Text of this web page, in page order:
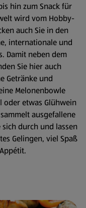
hin zum Snack für
wird vom Hobby-
auch Sie in den
internationale und
Damit neben dem
Sie hier auch
Getränke und
Melonenbowle
oder etwas Glühwein
ausgefallene
sich durch und lassen
Gelingen, viel Spaß